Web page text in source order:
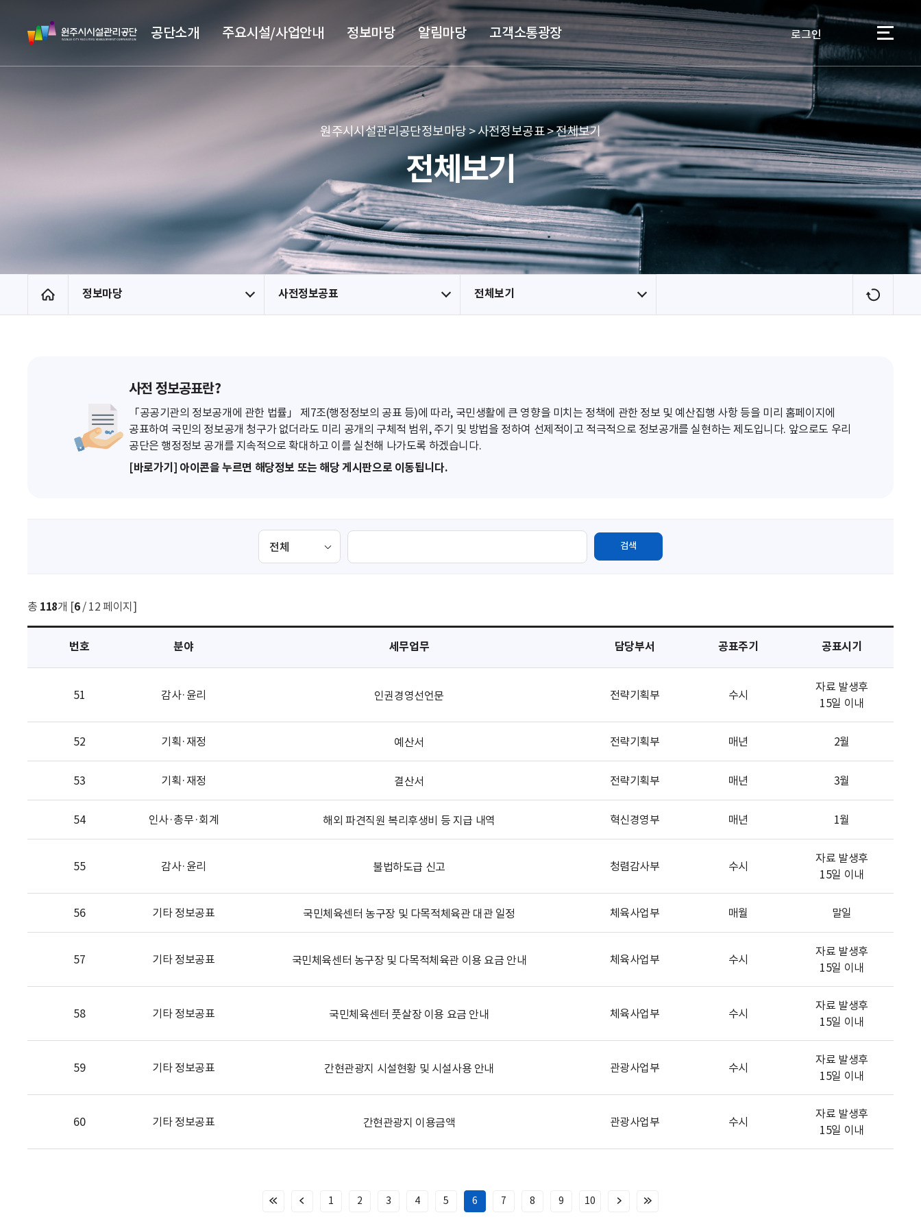
본문 바로가기
메뉴 바로가기
원
주
시
관
단
공단소개 주요시설/사업안내 정보마당 알림마당 고객소통광장 로그인 이용자
원주시시설관리공단정보마당 > 사전정보공표 > 전체보기
전체보기
홈 정보마당 사전정보공표 전체보기
새
로
사전 정보공표란?
「공공기관의 정보공개에 관한 법률」 제7조(행정정보의 공표 등)에 따라, 국민생활에 큰 영향을 미치는 정책에 관한 정보 및 예산집행 사항 등을 미리 홈페이지에
공표하여 국민의 정보공개 청구가 없더라도 미리 공개의 구체적 범위, 주기 및 방법을 정하여 선제적이고 적극적으로 정보공개를 실현하는 제도입니다. 앞으로도 우리
공단은 행정정보 공개를 지속적으로 확대하고 이를 실천해 나가도록 하겠습니다.
[바로가기] 아이콘을 누르면 해당정보 또는 해당 게시판으로 이동됩니다.
검
검색
총 118개 [6/ 12 페이지]
번호 분야 세무업무 담당부서 공표주기 공표시기
51 감사·윤리 인권경영선언문 전략기획부 수시
자료 발생후
15일 이내
52 기획·재정 예산서 전략기획부 매년 2월
53 기획·재정 결산서 전략기획부 매년 3월
54 인사·총무·회계 해외 파견직원 복리후생비 등 지급 내역 혁신경영부 매년 1월
55 감사·윤리 불법하도급 신고 청렴감사부 수시
자료 발생후
15일 이내
56 기타 정보공표 국민체육센터 농구장 및 다목적체육관 대관 일정 체육사업부 매월 말일
57 기타 정보공표 국민체육센터 농구장 및 다목적체육관 이용 요금 안내 체육사업부 수시
자료 발생후
15일 이내
58 기타 정보공표 국민체육센터 풋살장 이용 요금 안내 체육사업부 수시
자료 발생후
15일 이내
59 기타 정보공표 간현관광지 시설현황 및 시설사용 안내 관광사업부 수시
자료 발생후
15일 이내
60 기타 정보공표 간현관광지 이용금액 관광사업부 수시
자료 발생후
15일 이내
처
이
1 2 3 4 5 6 7 8 9 10
다
마